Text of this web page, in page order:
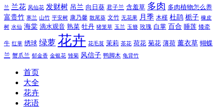
兰 兰花 凤仙花 发财树 吊兰 向日葵 君子兰 含羞草 多肉 多肉植物怎么养
富贵竹 寒兰 山竹 平安树 康乃馨 散尾葵 文竹 无花果 月季 木槿 杜鹃 栀子 橡皮
树 水仙 海棠 滴水观音 熟菜 牡丹 猪笼草 玉兰 玉簪 玫瑰 白掌 百合 睡莲 矮牵
牛 红掌 绣球 绿萝 花卉 花毛茛 茉莉 茶花 荷花 菊花 薄荷 薰衣草 蝴蝶
兰 蟹爪兰 郁金香 金银花 雏菊 风信子 鸭脚木 龟背竹
首页
大全
花卉
花语